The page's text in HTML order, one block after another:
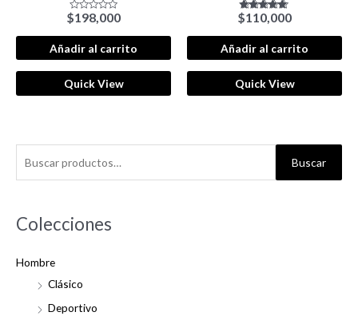
c
r
Buscar
Colecciones
Hombre
Clásico
Deportivo
Valorado
con
0
de
5
$198,000
Añadir al carrito
Quick View
Valorado con
5.00
de 5
$110,000
Añadir al carrito
Quick View